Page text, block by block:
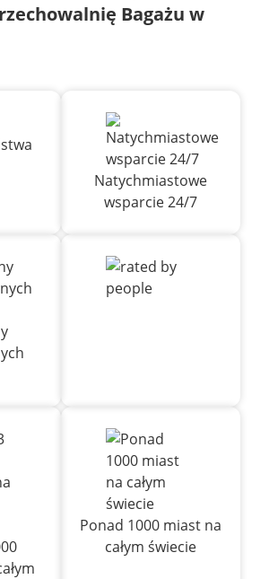
Bagażu w
Natychmiastowe
wsparcie 24/7
Ponad 1000 miast na
całym świecie